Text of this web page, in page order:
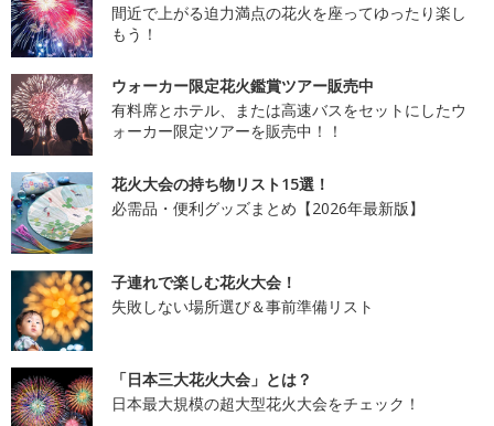
間近で上がる迫力満点の花火を座ってゆったり楽し
もう！
ウォーカー限定花火鑑賞ツアー販売中
有料席とホテル、または高速バスをセットにしたウ
ォーカー限定ツアーを販売中！！
花火大会の持ち物リスト15選！
必需品・便利グッズまとめ【2026年最新版】
子連れで楽しむ花火大会！
失敗しない場所選び＆事前準備リスト
「日本三大花火大会」とは？
日本最大規模の超大型花火大会をチェック！